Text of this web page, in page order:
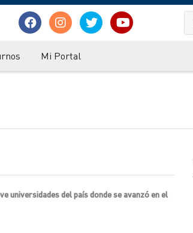
Mi Portal
universidades del país donde se avanzó en el